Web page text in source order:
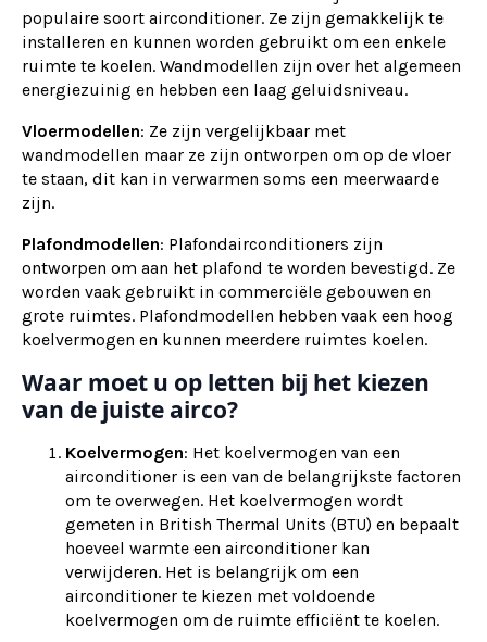
populaire soort airconditioner. Ze zijn gemakkelijk te
installeren en kunnen worden gebruikt om een enkele
ruimte te koelen. Wandmodellen zijn over het algemeen
energiezuinig en hebben een laag geluidsniveau.
Vloermodellen: Ze zijn vergelijkbaar met
wandmodellen maar ze zijn ontworpen om op de vloer
te staan, dit kan in verwarmen soms een meerwaarde
zijn.
Plafondmodellen: Plafondairconditioners zijn
ontworpen om aan het plafond te worden bevestigd. Ze
worden vaak gebruikt in commerciële gebouwen en
grote ruimtes. Plafondmodellen hebben vaak een hoog
koelvermogen en kunnen meerdere ruimtes koelen.
Waar moet u op letten bij het kiezen
van de juiste airco?
Koelvermogen: Het koelvermogen van een
airconditioner is een van de belangrijkste factoren
om te overwegen. Het koelvermogen wordt
gemeten in British Thermal Units (BTU) en bepaalt
hoeveel warmte een airconditioner kan
verwijderen. Het is belangrijk om een
airconditioner te kiezen met voldoende
koelvermogen om de ruimte efficiënt te koelen.